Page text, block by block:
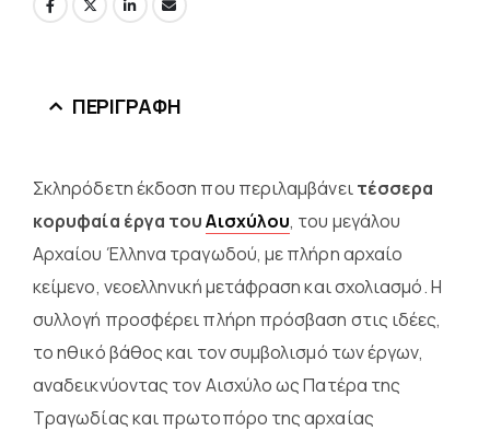
ΠΕΡΙΓΡΑΦΉ
Σκληρόδετη έκδοση που περιλαμβάνειτέσσερα
κορυφαία έργα τουΑισχύλου, του μεγάλου
Αρχαίου Έλληνα τραγωδού, με πλήρη αρχαίο
κείμενο, νεοελληνική μετάφραση και σχολιασμό. Η
συλλογή προσφέρει πλήρη πρόσβαση στις ιδέες,
το ηθικό βάθος και τον συμβολισμό των έργων,
αναδεικνύοντας τον Αισχύλο ως Πατέρα της
Τραγωδίας και πρωτοπόρο της αρχαίας